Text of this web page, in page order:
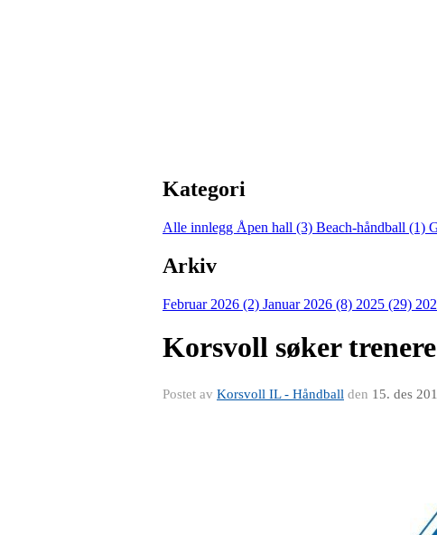
Kategori
Alle innlegg Åpen hall (3) Beach-håndball (1)
Arkiv
Februar 2026 (2) Januar 2026 (8) 2025 (29)
Korsvoll søker
Postet av Korsvoll IL - Håndball den 15. des